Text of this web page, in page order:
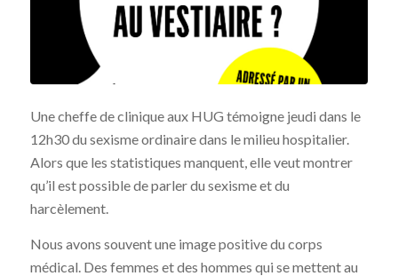
Une cheffe de clinique aux HUG témoigne jeudi dans le
12h30 du sexisme ordinaire dans le milieu hospitalier.
Alors que les statistiques manquent, elle veut montrer
qu’il est possible de parler du sexisme et du
harcèlement.
Nous avons souvent une image positive du corps
médical. Des femmes et des hommes qui se mettent au